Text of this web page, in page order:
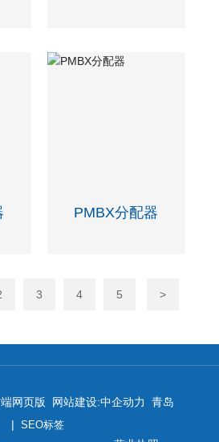
PMBX分配器
3 4 5 >
网页版 网站建设:中企动力
青岛
| SEO标签